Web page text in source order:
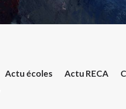
Actu écoles Actu RECA